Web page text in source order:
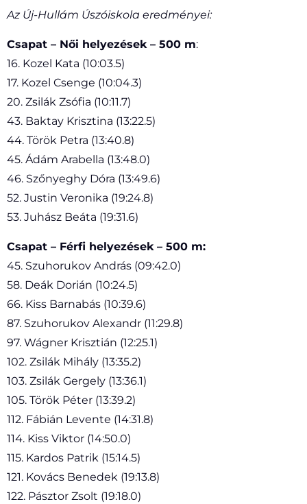
Az Új-Hullám Úszóiskola eredményei:
Csapat – Női helyezések – 500 m:
16. Kozel Kata (10:03.5)
17. Kozel Csenge (10:04.3)
20. Zsilák Zsófia (10:11.7)
43. Baktay Krisztina (13:22.5)
44. Török Petra (13:40.8)
45. Ádám Arabella (13:48.0)
46. Szőnyeghy Dóra (13:49.6)
52. Justin Veronika (19:24.8)
53. Juhász Beáta (19:31.6)
Csapat – Férfi helyezések – 500 m:
45. Szuhorukov András (09:42.0)
58. Deák Dorián (10:24.5)
66. Kiss Barnabás (10:39.6)
87. Szuhorukov Alexandr (11:29.8)
97. Wágner Krisztián (12:25.1)
102. Zsilák Mihály (13:35.2)
103. Zsilák Gergely (13:36.1)
105. Török Péter (13:39.2)
112. Fábián Levente (14:31.8)
114. Kiss Viktor (14:50.0)
115. Kardos Patrik (15:14.5)
121. Kovács Benedek (19:13.8)
122. Pásztor Zsolt (19:18.0)